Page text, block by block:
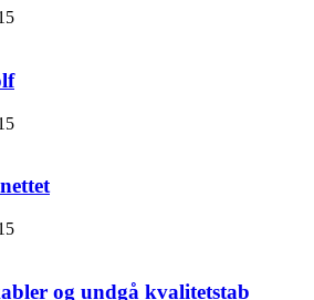
og undgå kvalitetstab